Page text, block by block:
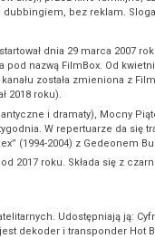
bez reklam.
dnia 29 marca 2007
nazwą FilmBox. Od
została zmieniona z
2018 roku).
i dramaty), Mocny
W repertuarze da się
(1994-2004) z Gedeonem
2017 roku. Składa się z
Udostępniają ją:
dekoder i transponder Hot